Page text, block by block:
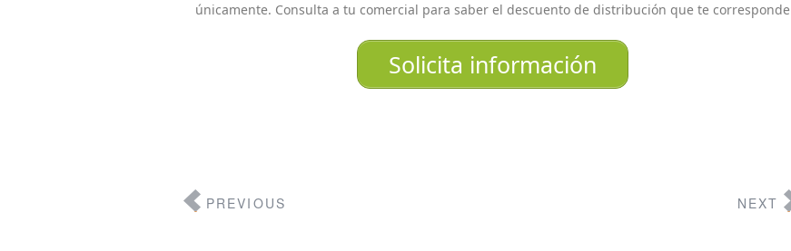
únicamente. Consulta a tu comercial para saber el descuento de distribución que te corresponde
Solicita información
PREVIOUS NEXT